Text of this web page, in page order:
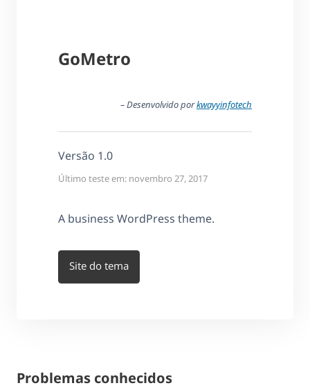
GoMetro
– Desenvolvido porkwayyinfotech
Versão 1.0
Último teste em: novembro 27, 2017
A business WordPress theme.
Site do tema
Problemas conhecidos